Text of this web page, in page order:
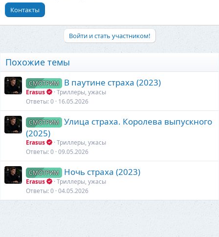
Контакты
Войти и стать участником!
Похожие темы
СМОТРИМ В паутине страха (2023)
Erasus
Триллеры, ужасы
Ответы 0 16.05.2026
СМОТРИМ
Улица страха. Королева выпускного
(2025)
Erasus
Триллеры, ужасы
Ответы 0 09.05.2026
СМОТРИМ Ночь страха (2023)
Erasus
Триллеры, ужасы
Ответы 0 04.05.2026